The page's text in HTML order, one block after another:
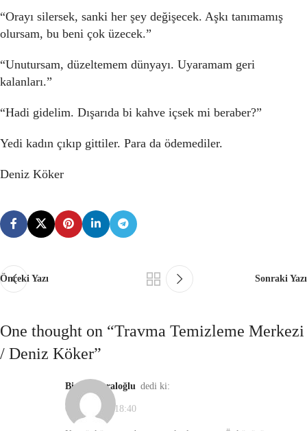
“Orayı silersek, sanki her şey değişecek. Aşkı tanımamış
olursam, bu beni çok üzecek.”
“Unutursam, düzeltemem dünyayı. Uyaramam geri
kalanları.”
“Hadi gidelim. Dışarıda bi kahve içsek mi beraber?”
Yedi kadın çıkıp gittiler. Para da ödemediler.
Deniz Köker
Önceki Yazı Sonraki Yazı
One thought on “Travma Temizleme Merkezi
/ Deniz Köker”
Birsen Karaloğlu dedi ki:
05/05/2021, 18:40